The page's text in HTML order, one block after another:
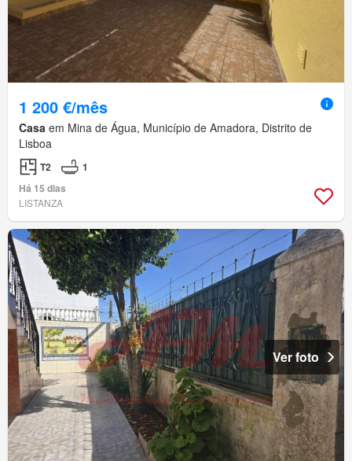
1 200 €/mês
Casa em Mina de Água, Município de Amadora, Distrito de
Lisboa
T2
1
Há 15 dias
LISTANZA
Ver foto